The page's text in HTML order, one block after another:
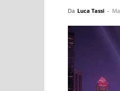
Da Luca Tassi -